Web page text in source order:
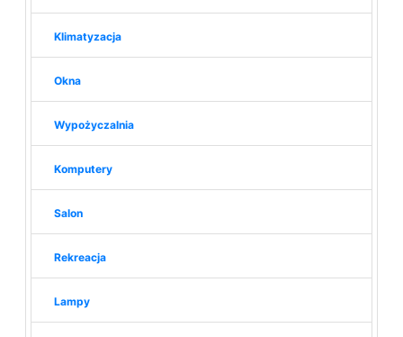
Klimatyzacja
Okna
Wypożyczalnia
Komputery
Salon
Rekreacja
Lampy